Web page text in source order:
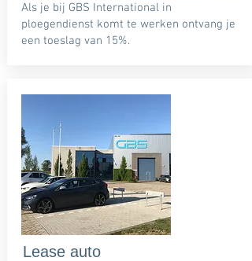
Als je bij GBS International in
ploegendienst komt te werken ontvang je
een toeslag van 15%.
Lease auto